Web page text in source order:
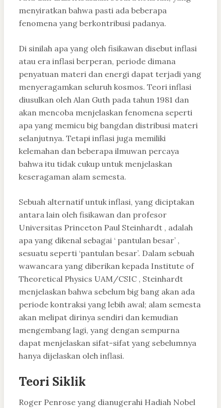
menyiratkan bahwa pasti ada beberapa
fenomena yang berkontribusi padanya.
Di sinilah apa yang oleh fisikawan disebut inflasi
atau era inflasi berperan, periode dimana
penyatuan materi dan energi dapat terjadi yang
menyeragamkan seluruh kosmos. Teori inflasi
diusulkan oleh Alan Guth pada tahun 1981 dan
akan mencoba menjelaskan fenomena seperti
apa yang memicu big bangdan distribusi materi
selanjutnya. Tetapi inflasi juga memiliki
kelemahan dan beberapa ilmuwan percaya
bahwa itu tidak cukup untuk menjelaskan
keseragaman alam semesta.
Sebuah alternatif untuk inflasi, yang diciptakan
antara lain oleh fisikawan dan profesor
Universitas Princeton Paul Steinhardt , adalah
apa yang dikenal sebagai ‘ pantulan besar’ ,
sesuatu seperti ‘pantulan besar’. Dalam sebuah
wawancara yang diberikan kepada Institute of
Theoretical Physics UAM/CSIC , Steinhardt
menjelaskan bahwa sebelum big bang akan ada
periode kontraksi yang lebih awal; alam semesta
akan melipat dirinya sendiri dan kemudian
mengembang lagi, yang dengan sempurna
dapat menjelaskan sifat-sifat yang sebelumnya
hanya dijelaskan oleh inflasi.
Teori Siklik
Roger Penrose yang dianugerahi Hadiah Nobel